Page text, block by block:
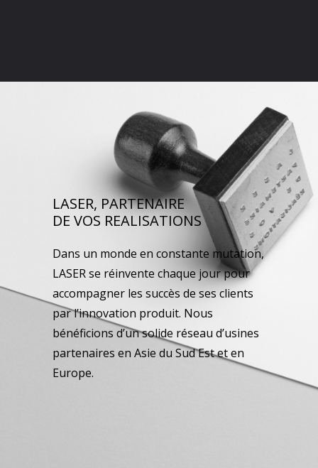
LASER, PARTENAIRE
DE VOS REALISATIONS
Dans un monde en constante mutation,
LASER se réinvente chaque jour pour
accompagner les succès de ses clients
par l’innovation produit. Nous
bénéficions d’un solide réseau d’usines
partenaires en Asie du Sud Est et en
Europe.